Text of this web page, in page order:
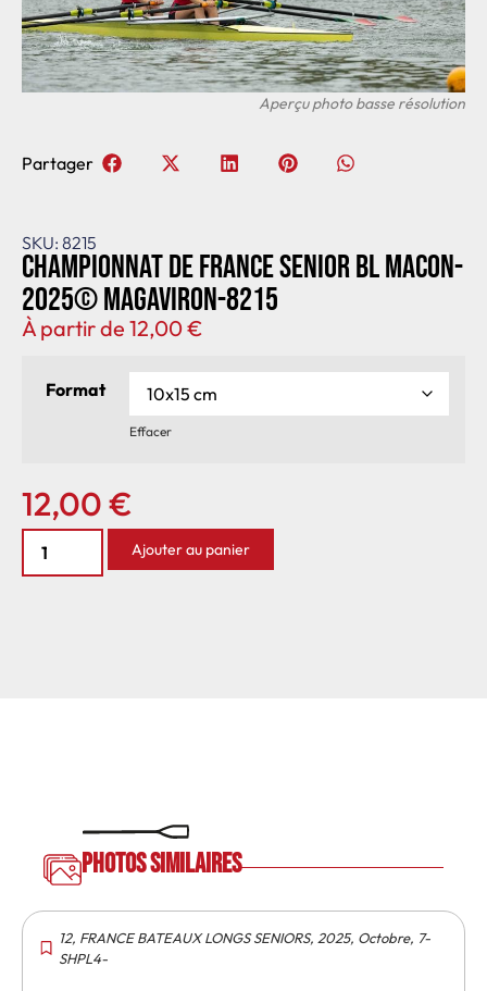
SKU: 8215
Championnat de France senior BL Macon-
2025© MagAviron-8215
À partir de 12,00€
Format
Effacer
12,00€
Ajouter au panier
Partager
Photos similaires
12, FRANCE BATEAUX LONGS SENIORS, 2025, Octobre, 7-
SHPL4-